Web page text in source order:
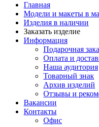
Главная
Модели и макеты в
Изделия в наличии
Заказать изделие
Информация
Подарочная
Оплата и
Наша аудитория
Товарный знак
Архив изделий
Отзывы и
Вакансии
Контакты
Офис